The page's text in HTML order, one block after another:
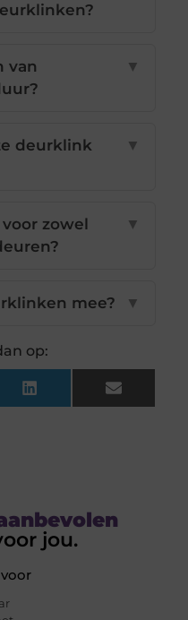
van
▼
deurklink
▼
zowel
▼
mee? ▼
op:
LinkedIn Email
jou.